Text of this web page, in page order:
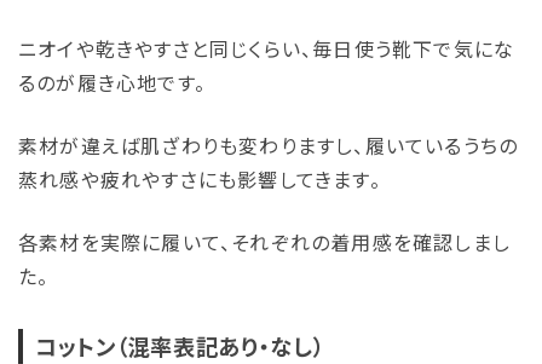
ニオイや乾きやすさと同じくらい、毎日使う靴下で気にな
るのが履き心地です。
素材が違えば肌ざわりも変わりますし、履いているうちの
蒸れ感や疲れやすさにも影響してきます。
各素材を実際に履いて、それぞれの着用感を確認しまし
た。
コットン（混率表記あり・なし）